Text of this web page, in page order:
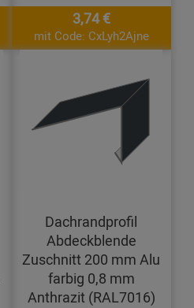
3,74 €
mit Code: CxLyh2Ajne
Dachrandprofil
Abdeckblende
Zuschnitt 200 mm Alu
farbig 0,8 mm
Anthrazit (RAL7016)